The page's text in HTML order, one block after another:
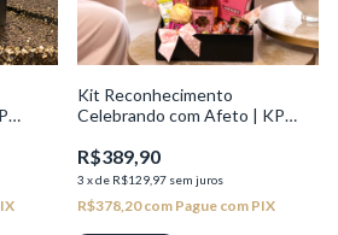
Kit Reconhecimento
Celebrando com Afeto | KP
R$389,90
3 xde R$129,97 sem juros
R$378,20com Pague com PIX